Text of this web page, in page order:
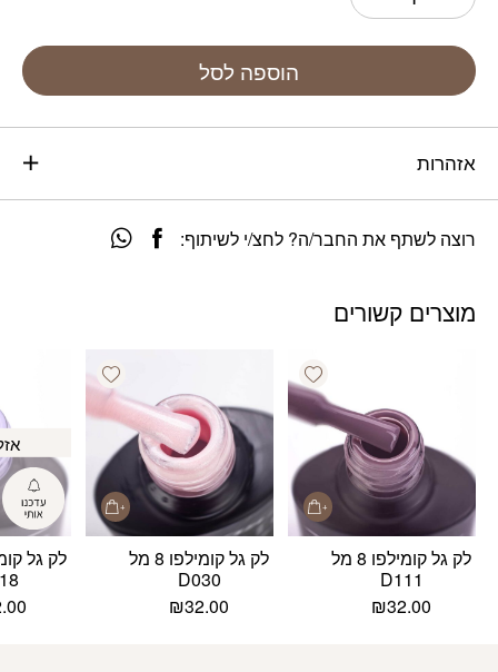
הוספה לסל
אזהרות
רוצה לשתף את החבר/ה? לחצ/י לשיתוף:
מוצרים קשורים
Add wishlist
לק גל קומילפו 8 מל
D111
₪32.00
Add wishlist
לק גל קומילפו 8 מל
D030
₪32.00